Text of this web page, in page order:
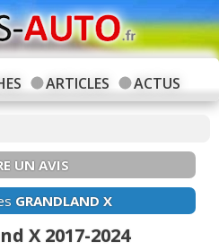
ARTICLES ACTUS
UN AVIS
GRANDLAND X
X 2017-2024